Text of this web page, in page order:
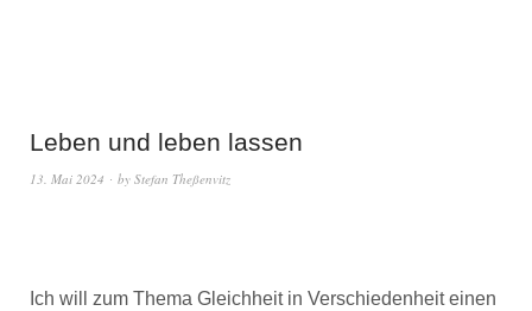
Leben und leben lassen
13. Mai 2024 by Stefan Theßenvitz
Ich will zum Thema Gleichheit in Verschiedenheit einen